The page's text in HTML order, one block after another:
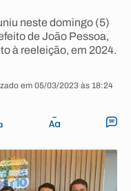
neste domingo (5)
de João Pessoa,
à reeleição, em 2024.
em 05/03/2023 às 18:24